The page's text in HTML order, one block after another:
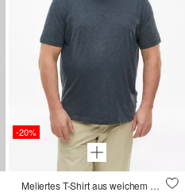
-20%
Meliertes T-Shirt aus weichem Baumwollmix